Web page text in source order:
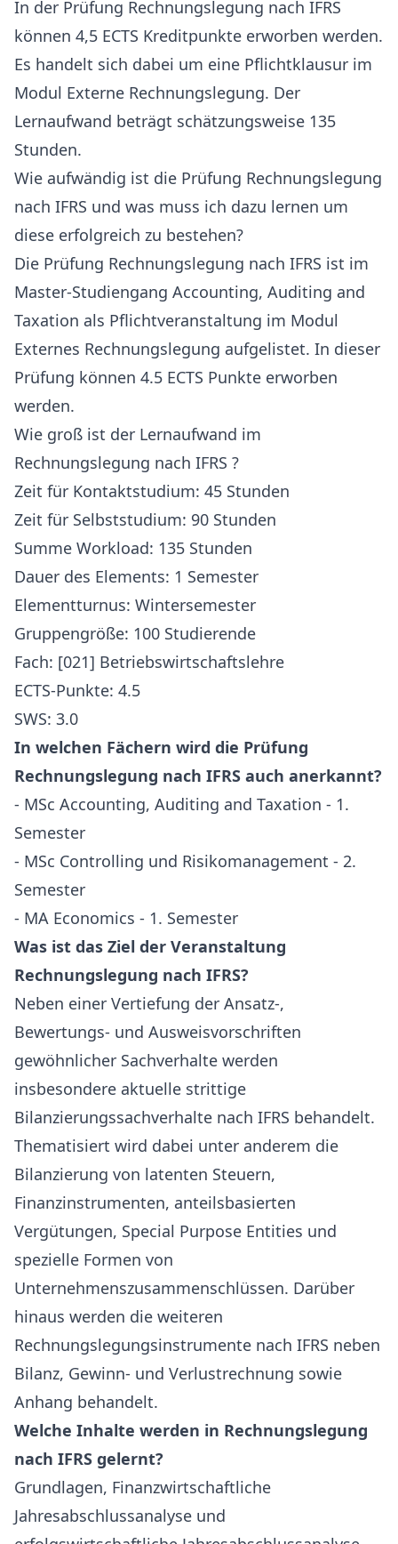
In der Prüfung Rechnungslegung nach IFRS
können 4,5 ECTS Kreditpunkte erworben werden.
Es handelt sich dabei um eine Pflichtklausur im
Modul Externe Rechnungslegung. Der
Lernaufwand beträgt schätzungsweise 135
Stunden.
Wie aufwändig ist die Prüfung Rechnungslegung
nach IFRS und was muss ich dazu lernen um
diese erfolgreich zu bestehen?
Die Prüfung Rechnungslegung nach IFRS ist im
Master-Studiengang Accounting, Auditing and
Taxation als Pflichtveranstaltung im Modul
Externes Rechnungslegung aufgelistet. In dieser
Prüfung können 4.5 ECTS Punkte erworben
werden.
Wie groß ist der Lernaufwand im
Rechnungslegung nach IFRS ?
Zeit für Kontaktstudium: 45 Stunden
Zeit für Selbststudium: 90 Stunden
Summe Workload: 135 Stunden
Dauer des Elements: 1 Semester
Elementturnus: Wintersemester
Gruppengröße: 100 Studierende
Fach: [021] Betriebswirtschaftslehre
ECTS-Punkte: 4.5
SWS: 3.0
In welchen Fächern wird die Prüfung
Rechnungslegung nach IFRS auch anerkannt?
- MSc Accounting, Auditing and Taxation - 1.
Semester
- MSc Controlling und Risikomanagement - 2.
Semester
- MA Economics - 1. Semester
Was ist das Ziel der Veranstaltung
Rechnungslegung nach IFRS?
Neben einer Vertiefung der Ansatz-,
Bewertungs- und Ausweisvorschriften
gewöhnlicher Sachverhalte werden
insbesondere aktuelle strittige
Bilanzierungssachverhalte nach IFRS behandelt.
Thematisiert wird dabei unter anderem die
Bilanzierung von latenten Steuern,
Finanzinstrumenten, anteilsbasierten
Vergütungen, Special Purpose Entities und
spezielle Formen von
Unternehmenszusammenschlüssen. Darüber
hinaus werden die weiteren
Rechnungslegungsinstrumente nach IFRS neben
Bilanz, Gewinn- und Verlustrechnung sowie
Anhang behandelt.
Welche Inhalte werden in Rechnungslegung
nach IFRS gelernt?
Grundlagen, Finanzwirtschaftliche
Jahresabschlussanalyse und